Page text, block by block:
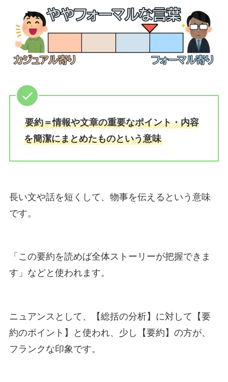
要約＝情報や文章の重要なポイント・内容
を簡潔にまとめたものという意味
長い文や話を短くして、物事を伝えるという意味
です。
「この要約を読めば全体ストーリーが把握できま
す」などと使われます。
ニュアンスとして、【総括の分析】に対して【要
約のポイント】と使われ、少し【要約】の方が、
フランクな印象です。